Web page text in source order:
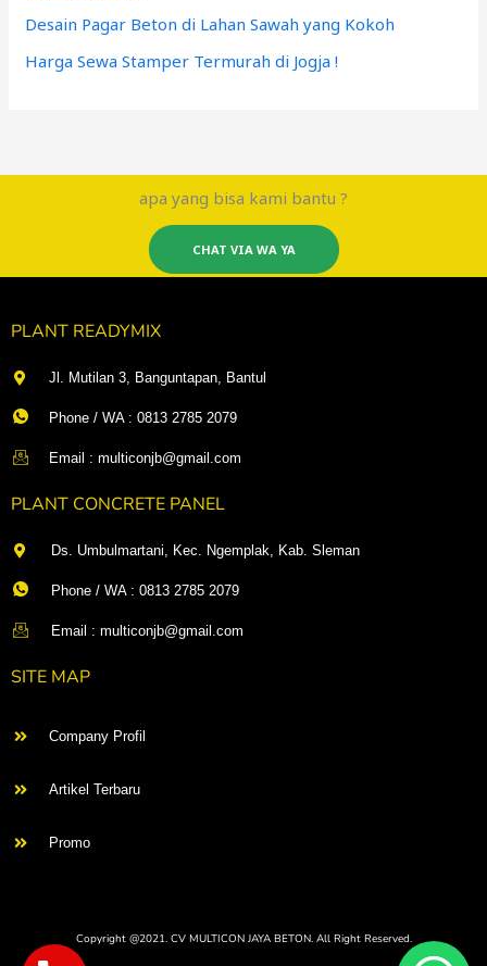
Desain Pagar Beton di Lahan Sawah yang Kokoh
Harga Sewa Stamper Termurah di Jogja !
apa yang bisa kami bantu ?
CHAT VIA WA YA
PLANT READYMIX
Jl. Mutilan 3, Banguntapan, Bantul
Phone / WA : 0813 2785 2079
Email : multiconjb@gmail.com
PLANT CONCRETE PANEL
Ds. Umbulmartani, Kec. Ngemplak, Kab. Sleman
Phone / WA : 0813 2785 2079
Email : multiconjb@gmail.com
SITE MAP
Company Profil
Artikel Terbaru
Promo
Copyright @2021. CV MULTICON JAYA BETON. All Right Reserved.